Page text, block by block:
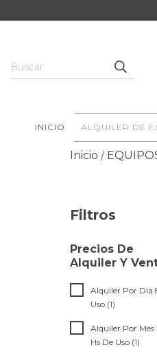
INICIO ALQUILER DE
Inicio /
Filtros
Precios De
Alquiler Y
Alquiler Por Dia
Uso (1)
Alquiler Por
Hs De Uso (1)